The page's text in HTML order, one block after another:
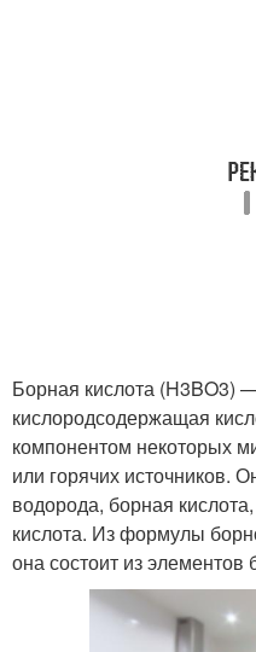
Борная кислота (H3BO3)
кислородсодержащая
компонентом некоторых
или горячих источников.
водорода, борная
кислота. Из формулы
она состоит из элементов